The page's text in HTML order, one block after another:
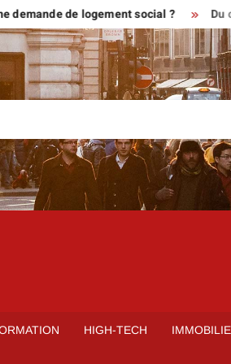
de logement social ? Du croquis
HIGH-TECH